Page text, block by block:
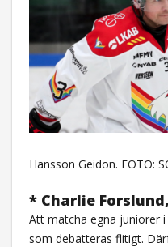
Hansson Geidon. FOTO:
* Charlie
Att matcha egna juniorer
som debatteras flitigt.